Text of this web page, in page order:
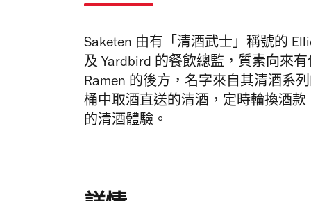
Saketen 由有「清酒武士」稱號的
及 Yardbird 的餐飲總監，質素向來
Ramen 的後方，名字來自其清酒系
桶中取酒直送的清酒，定時輪換酒
的清酒體驗。